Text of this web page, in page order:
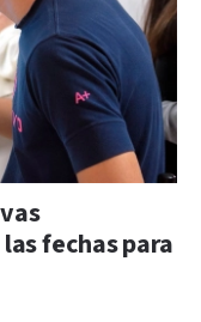
fechas para